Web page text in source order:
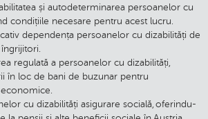
și autodeterminarea persoanelor cu
condițiile necesare pentru acest lucru.
dependența persoanelor cu dizabilități de
regulată a persoanelor cu dizabilități,
în loc de bani de buzunar pentru
cu dizabilități asigurare socială, oferindu-